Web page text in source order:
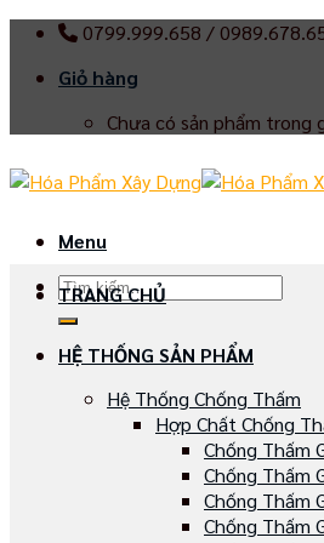
Skip
content
0799.999.658 /
Giỏ hàng
Chưa có sản phẩm trong
Menu
Tìm
kiếm:
TRANG CHỦ
HỆ THỐNG SẢN PHẨM
Hệ Thống Chống Thấm
Hợp Chất Chống
Chống Thấm
Chống Thấm
Chống Thấm
Chống Thấm